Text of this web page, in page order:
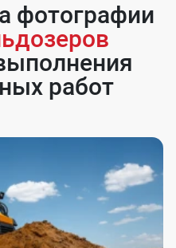
фотографии
работ